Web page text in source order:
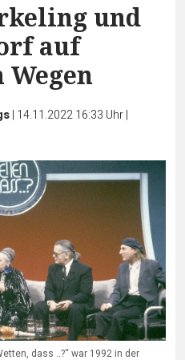
und
auf
Wegen
| 14.11.2022 16:33 Uhr|
dass ..?“ war 1992 in der